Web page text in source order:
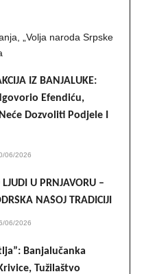
„Volja naroda Srpske
IZ BANJALUKE:
Efendiću,
Dozvoliti Podjele I
06/2026
U PRNJAVORU –
NAŠOJ TRADICIJI
06/2026
Banjalučanka
Tužilaštvo